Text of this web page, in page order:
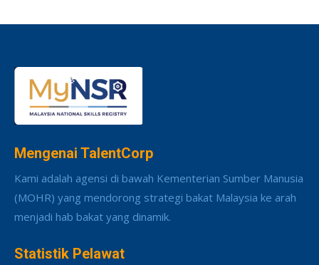
Mengenai TalentCorp
Kami adalah agensi di bawah Kementerian Sumber Manusia
(MOHR) yang mendorong strategi bakat Malaysia ke arah
menjadi hab bakat yang dinamik.
Statistik Pelawat